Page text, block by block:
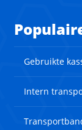
Gebruikte
Intern